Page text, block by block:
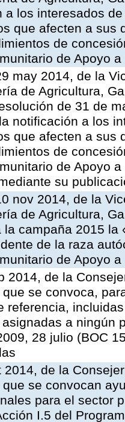
a los interesados
que afecten a sus
de
de Apoyo
may 2014, de la
de Agricultura,
de 31 de
notificación a los
que afecten a sus
de
de Apoyo
su
nov 2014, de la
de Agricultura,
la campaña 2015
de la raza
de Apoyo
2014, de la
se convoca,
referencia,
a ningún
28 julio (BOC
2014, de la
se convocan
para el sector
I.5 del